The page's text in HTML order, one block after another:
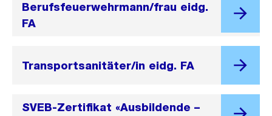
Berufsfeuerwehrmann/frau eidg.
FA
Transportsanitäter/in eidg. FA
SVEB-Zertifikat «Ausbildende –